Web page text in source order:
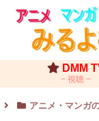
DMM
視聴
アニメ・マンガ